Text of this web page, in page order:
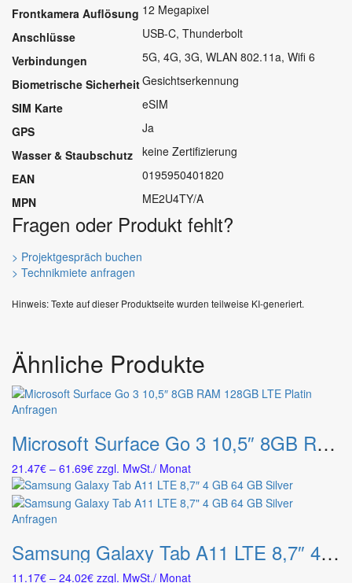
Frontkamera Auflösung 12 Megapixel
Anschlüsse
USB-C, Thunderbolt
Verbindungen
5G, 4G, 3G, WLAN 802.11a, Wifi 6
Biometrische SicherheitGesichtserkennung
SIM Karte
eSIM
GPS
Ja
Wasser & Staubschutz keine Zertifizierung
EAN
0195950401820
MPN
ME2U4TY/A
Fragen oder Produkt fehlt?
> Projektgespräch buchen
> Technikmiete anfragen
Hinweis: Texte auf dieser Produktseite wurden teilweise KI-generiert.
Ähnliche Produkte
Anfragen
weist
mehrere
Varianten
auf.
Die
auf
der
Microsoft Surface Go 3 10,5″ 8GB RAM 128GB LTE Platin
21.47€ – 61.69€Preisspanne:
21.47€
bis
61.69€
zzgl. MwSt./ Monat
Anfragen
weist
mehrere
Samsung Galaxy Tab A11 LTE 8,7″ 4 GB 64 GB Silver
11.17€ – 24.02€Preisspanne:
zzgl. MwSt./ Monat